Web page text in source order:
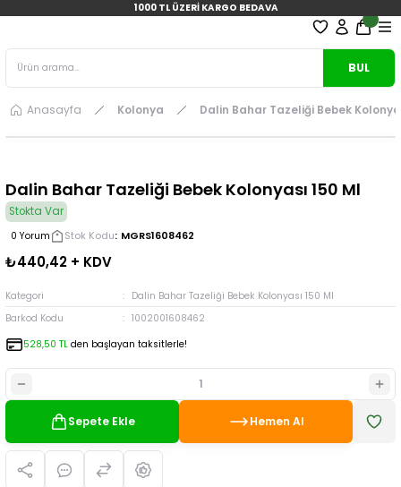
1000 TL ÜZERİ KARGO BEDAVA
BUL
Anasayfa Kolonya Dalin Bahar Tazeliği Bebek
Dalin Bahar Tazeliği Bebek Kolonyası 150 Ml
Stokta Var
0 Yorum Stok Kodu MGRS1608462
₺440,42 + KDV
Kategori
Dalin Bahar Tazeliği Bebek Kolonyası 150 Ml
Barkod Kodu
1002001608462
528,50 TL den başlayan taksitlerle!
Sepete Ekle Hemen Al